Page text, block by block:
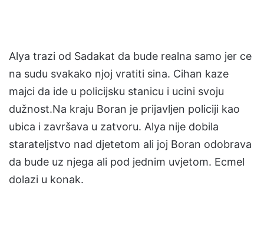
Alya trazi od Sadakat da bude realna samo jer ce
na sudu svakako njoj vratiti sina. Cihan kaze
majci da ide u policijsku stanicu i ucini svoju
dužnost.Na kraju Boran je prijavljen policiji kao
ubica i završava u zatvoru. Alya nije dobila
starateljstvo nad djetetom ali joj Boran odobrava
da bude uz njega ali pod jednim uvjetom. Ecmel
dolazi u konak.